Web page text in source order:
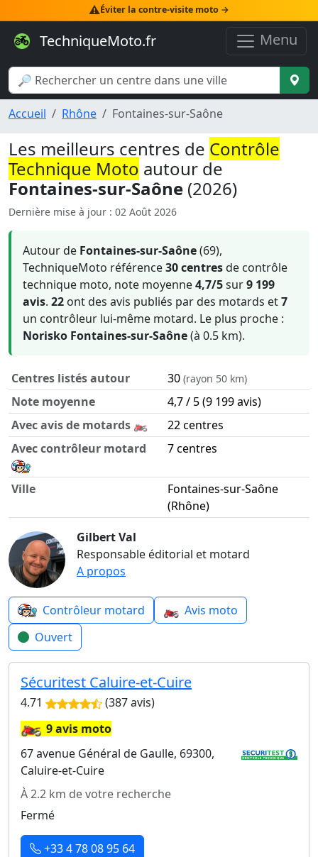
⚠️Éviter la contre-visite moto →
TechniqueMoto.fr Menu
Accueil Rhône Fontaines-sur-Saône
Les meilleurs centres de Contrôle
Technique Moto autour de
Fontaines-sur-Saône (2026)
Dernière mise à jour : 02 Août 2026
Autour de Fontaines-sur-Saône(69),
TechniqueMoto référence30 centresde contrôle
technique moto, note moyenne4,7/5sur9 199
avis. 22 ont des avis publiés par des motards et7
un contrôleur lui-même motard. Le plus proche :
Norisko Fontaines-sur-Saône(à 0.5 km).
Centres listés autour 30 (rayon 50 km)
Note moyenne
4,7 / 5 (9 199 avis)
Avec avis de motards 🏍️
22 centres
Avec contrôleur motard
7 centres
Ville
Fontaines-sur-Saône
(Rhône)
Gilbert Val
Responsable éditorial et motard
A propos
Contrôleur motard 🏍️ Avis moto
Ouvert
Sécuritest Caluire-et-Cuire
4.71 (387 avis)
🏍️9 avis moto
67 avenue Général de Gaulle, 69300,
Caluire-et-Cuire
À 2.2 km de votre recherche
Fermé
+33 4 78 08 95 64